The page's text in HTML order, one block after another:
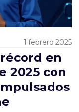
1 febrero 2025
en
2025 con